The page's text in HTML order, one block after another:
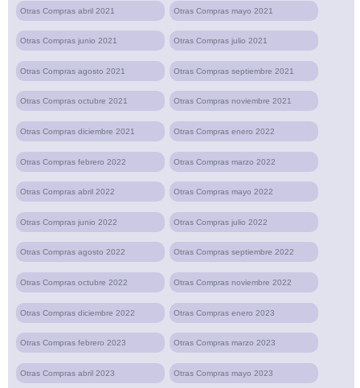
Otras Compras abril 2021 Otras Compras mayo 2021
Otras Compras junio 2021 Otras Compras julio 2021
Otras Compras agosto 2021 Otras Compras septiembre 2021
Otras Compras octubre 2021 Otras Compras noviembre 2021
Otras Compras diciembre 2021 Otras Compras enero 2022
Otras Compras febrero 2022 Otras Compras marzo 2022
Otras Compras abril 2022 Otras Compras mayo 2022
Otras Compras junio 2022 Otras Compras julio 2022
Otras Compras agosto 2022 Otras Compras septiembre 2022
Otras Compras octubre 2022 Otras Compras noviembre 2022
Otras Compras diciembre 2022 Otras Compras enero 2023
Otras Compras febrero 2023 Otras Compras marzo 2023
Otras Compras abril 2023 Otras Compras mayo 2023